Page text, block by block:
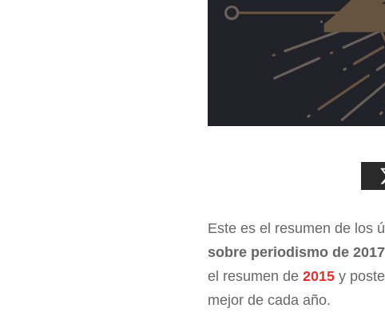
Este es el resumen de los
sobre periodismo de 2017
el resumen de2015 y
mejor de cada año.